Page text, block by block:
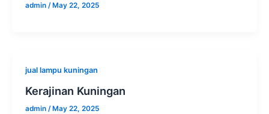
admin /May 22, 2025
jual lampu kuningan
Kerajinan Kuningan
admin / May 22, 2025